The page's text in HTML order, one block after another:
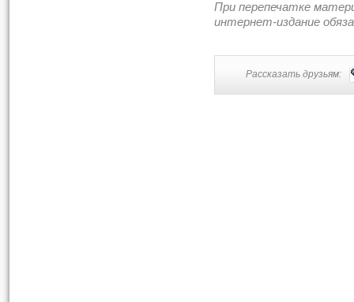
При перепечатке
интернет-издание
Рассказать друзьям: